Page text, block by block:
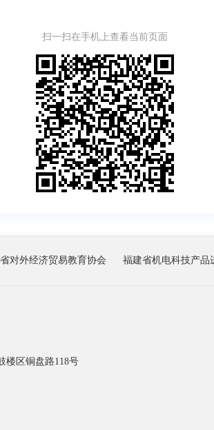
扫一扫在手机上查看当前页面
对外经济贸易教育协会 福建省机电科技产品
楼区铜盘路118号